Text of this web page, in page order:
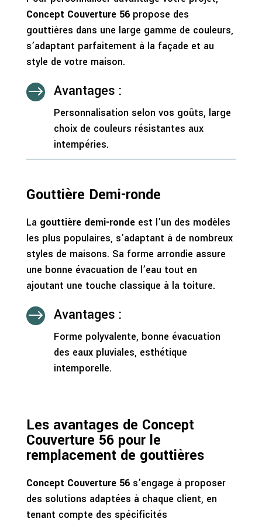
Concept Couverture 56propose des
gouttières dans une large gamme de couleurs,
s’adaptant parfaitement à la façade et au
style de votre maison.
$ Avantages :
Personnalisation selon vos goûts, large
choix de couleurs résistantes aux
intempéries.
Gouttière Demi-ronde
La gouttière demi-rondeest l’un des modèles
les plus populaires, s’adaptant à de nombreux
styles de maisons. Sa forme arrondie assure
une bonne évacuation de l’eau tout en
ajoutant une touche classique à la toiture.
$ Avantages :
Forme polyvalente, bonne évacuation
des eaux pluviales, esthétique
intemporelle.
Les avantages de Concept
Couverture 56 pour le
remplacement de gouttières
Concept Couverture 56s’engage à proposer
des solutions adaptées à chaque client, en
tenant compte des spécificités